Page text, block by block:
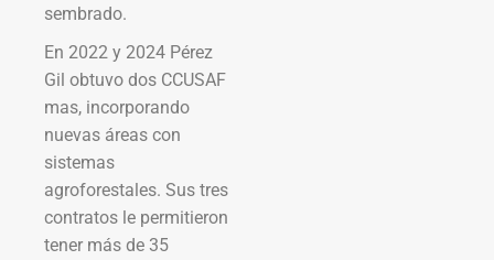
sembrado.
En 2022 y 2024 Pérez
Gil obtuvo dos CCUSAF
mas, incorporando
nuevas áreas con
sistemas
agroforestales. Sus tres
contratos le permitieron
tener más de 35